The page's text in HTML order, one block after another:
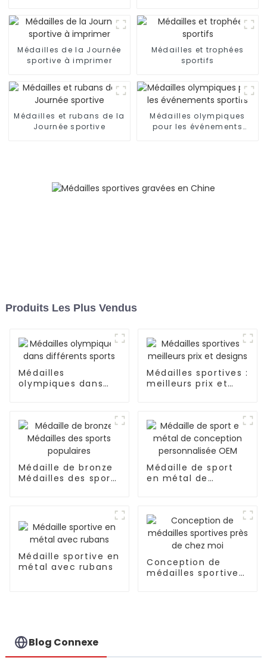
Médailles de la Journée
sportive à imprimer
Médailles et trophées
sportifs
Médailles et rubans de la
Journée sportive
Médailles olympiques
pour les événements
Produits Les Plus Vendus
Médailles
olympiques dans
Médailles sportives :
meilleurs prix et
Médaille de bronze
Médailles des sports
Médaille de sport
en métal de
Médaille sportive en
métal avec rubans
Conception de
médailles sportives
Blog Connexe